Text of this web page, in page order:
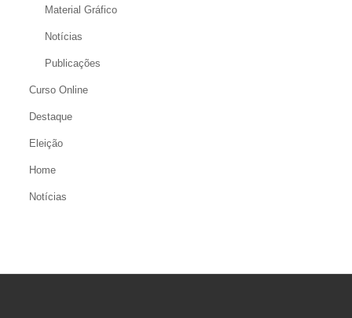
Material Gráfico
Notícias
Publicações
Curso Online
Destaque
Eleição
Home
Notícias